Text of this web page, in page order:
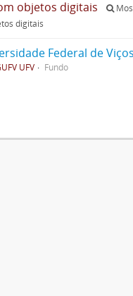
objetos digitais
digitais
Federal de
UFV Fundo